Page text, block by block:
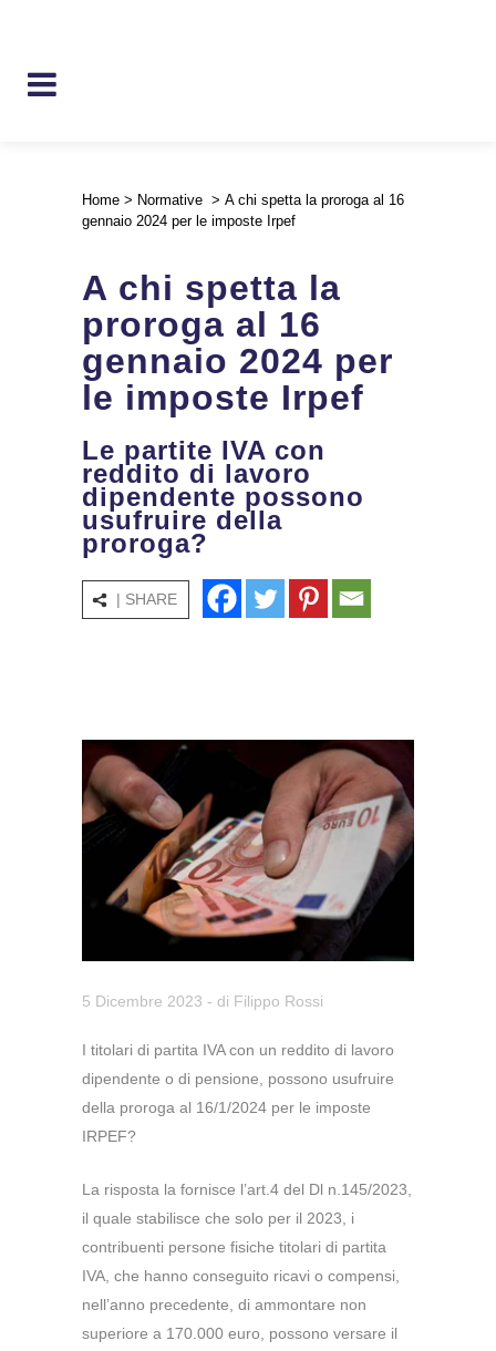
Home > Normative > A chi spetta la proroga al 16
gennaio 2024 per le imposte Irpef
A chi spetta la
proroga al 16
gennaio 2024 per
le imposte Irpef
Le partite IVA con
reddito di lavoro
dipendente possono
usufruire della
proroga?
| SHARE
5 Dicembre 2023 - di Filippo Rossi
I titolari di partita IVA con un reddito di lavoro
dipendente o di pensione, possono usufruire
della proroga al 16/1/2024 per le imposte
IRPEF?
La risposta la fornisce l’art.4 del Dl n.145/2023,
il quale stabilisce che solo per il 2023, i
contribuenti persone fisiche titolari di partita
IVA, che hanno conseguito ricavi o compensi,
nell’anno precedente, di ammontare non
superiore a 170.000 euro, possono versare il